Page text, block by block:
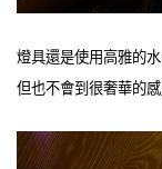
燈具還是使用高雅的
但也不會到很奢華的感